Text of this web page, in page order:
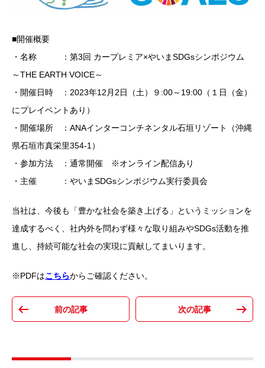
■開催概要
・名称 ：第3回 カープレミア×やいまSDGsシンポジウム
～THE EARTH VOICE～
・開催日時 ：2023年12月2日（土）９:00～19:00（１日（金）
にプレイベントあり）
・開催場所 ：ANAインターコンチネンタル石垣リゾート（沖縄
県石垣市真栄里354-1）
・参加方法 ：通常開催 ※オンライン配信あり
・主催 ：やいまSDGsシンポジウム実行委員会
当社は、今後も「豊かな社会を築き上げる」というミッションを
達成するべく、社内外を問わず様々な取り組みやSDGs活動を推
進し、持続可能な社会の実現に貢献してまいります。
※PDFはこちらからご確認ください。